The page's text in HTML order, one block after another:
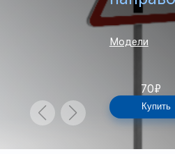
Модели
70₽
Купить